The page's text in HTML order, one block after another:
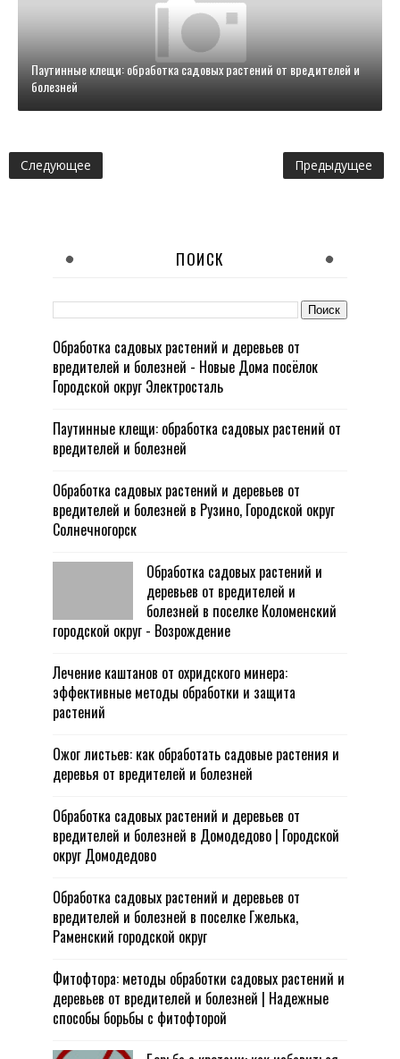
Паутинные клещи: обработка садовых растений от вредителей и
болезней
Следующее Предыдущее
ПОИСК
Обработка садовых растений и деревьев от
вредителей и болезней - Новые Дома посёлок
Городской округ Электросталь
Паутинные клещи: обработка садовых растений от
вредителей и болезней
Обработка садовых растений и деревьев от
вредителей и болезней в Рузино, Городской округ
Солнечногорск
Обработка садовых растений и
деревьев от вредителей и
болезней в поселке Коломенский
городской округ - Возрождение
Лечение каштанов от охридского минера:
эффективные методы обработки и защита
растений
Ожог листьев: как обработать садовые растения и
деревья от вредителей и болезней
Обработка садовых растений и деревьев от
вредителей и болезней в Домодедово | Городской
округ Домодедово
Обработка садовых растений и деревьев от
вредителей и болезней в поселке Гжелька,
Раменский городской округ
Фитофтора: методы обработки садовых растений и
деревьев от вредителей и болезней | Надежные
способы борьбы с фитофторой